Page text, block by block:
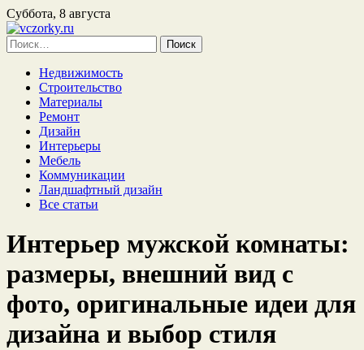
Суббота, 8 августа
Найти:
Недвижимость
Строительство
Материалы
Ремонт
Дизайн
Интерьеры
Мебель
Коммуникации
Ландшафтный дизайн
Все статьи
Интерьер мужской комнаты:
размеры, внешний вид с
фото, оригинальные идеи для
дизайна и выбор стиля